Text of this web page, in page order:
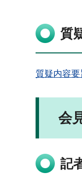
質
質疑内容要
会
記